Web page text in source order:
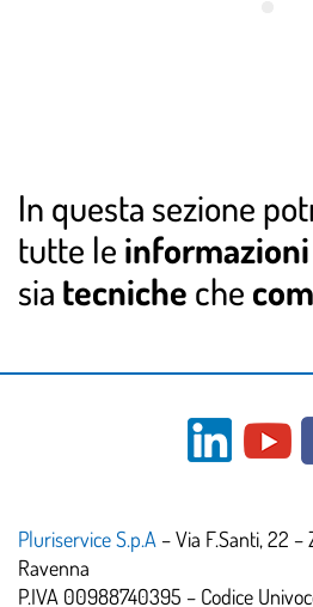
In questa sezione
tutte le informazioni
sia tecniche che
Pluriservice S.p.A – Via F.Santi, 22 –
Ravenna
P.IVA 00988740395 – Codice